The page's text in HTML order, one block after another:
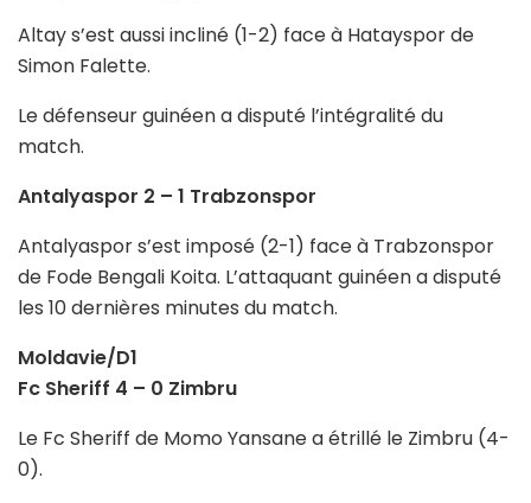
Altay s’est aussi incliné (1-2) face à Hatayspor de
Simon Falette.
Le défenseur guinéen a disputé l’intégralité du
match.
Antalyaspor 2 – 1 Trabzonspor
Antalyaspor s’est imposé (2-1) face à Trabzonspor
de Fode Bengali Koita. L’attaquant guinéen a disputé
les 10 dernières minutes du match.
Moldavie/D1
Fc Sheriff 4 – 0 Zimbru
Le Fc Sheriff de Momo Yansane a étrillé le Zimbru (4-
0).